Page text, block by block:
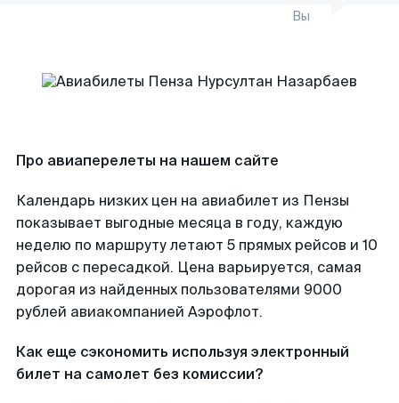
Вы
Про авиаперелеты на нашем сайте
Календарь низких цен на авиабилет из Пензы
показывает выгодные месяца в году, каждую
неделю по маршруту летают 5 прямых рейсов и 10
рейсов с пересадкой. Цена варьируется, самая
дорогая из найденных пользователями 9000
рублей авиакомпанией Аэрофлот.
Как еще сэкономить используя электронный
билет на самолет без комиссии?